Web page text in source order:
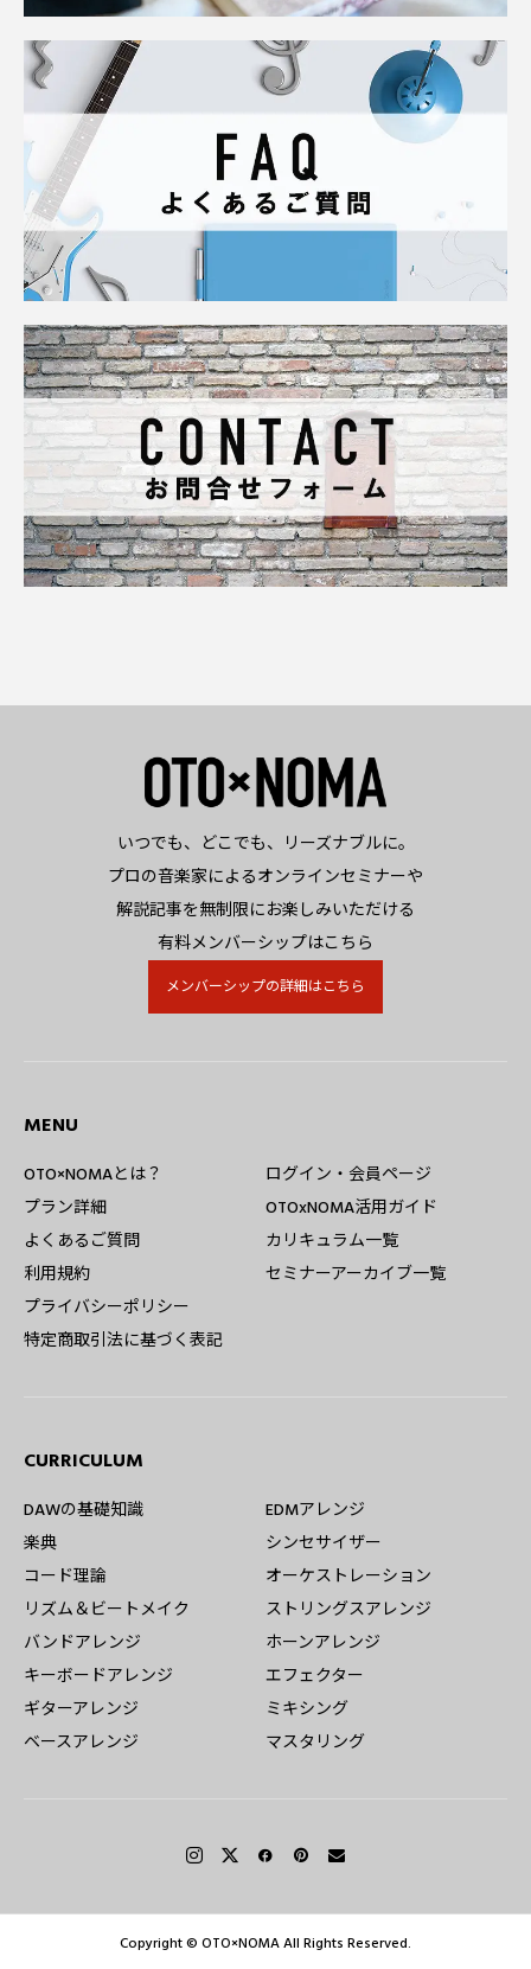
いつでも、どこでも、リーズナブルに。
プロの音楽家によるオンラインセミナーや
解説記事を無制限にお楽しみいただける
有料メンバーシップはこちら
メンバーシップの詳細はこちら
MENU
OTO×NOMAとは？
プラン詳細
よくあるご質問
利用規約
プライバシーポリシー
特定商取引法に基づく表記
ログイン・会員ページ
OTOxNOMA活用ガイド
カリキュラム一覧
セミナーアーカイブ一覧
CURRICULUM
DAWの基礎知識
楽典
コード理論
リズム＆ビートメイク
バンドアレンジ
キーボードアレンジ
ギターアレンジ
ベースアレンジ
EDMアレンジ
シンセサイザー
オーケストレーション
ストリングスアレンジ
ホーンアレンジ
エフェクター
ミキシング
マスタリング
Copyright © OTO×NOMA All Rights Reserved.